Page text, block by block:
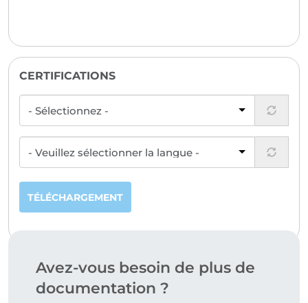
CERTIFICATIONS
TÉLÉCHARGEMENT
Avez-vous besoin de plus de
documentation ?